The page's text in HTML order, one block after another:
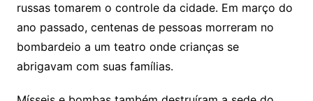
russas tomarem o controle da cidade. Em março do
ano passado, centenas de pessoas morreram no
bombardeio a um teatro onde crianças se
abrigavam com suas famílias.